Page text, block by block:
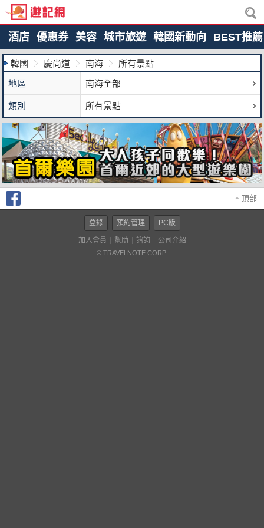
酒店 優惠券 美容 城市旅遊 韓國新動向 BEST推薦
韓國 慶尚道 南海
所有景點
地區
南海全部
類別 所有景點
頂部
登錄 預約管理 PC版
加入會員 幫助 諮詢 公司介紹
© TRAVELNOTE CORP.